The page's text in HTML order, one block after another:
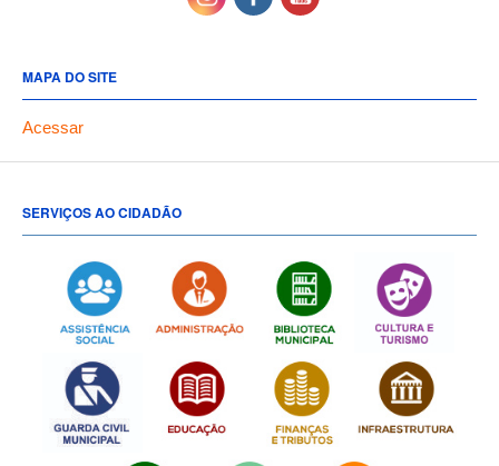
MAPA DO SITE
Acessar
SERVIÇOS AO CIDADÃO